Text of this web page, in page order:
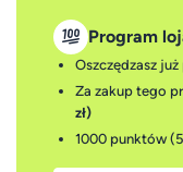
Program
Oszczędzasz
Za zakup tego
zł)
1000 punktów